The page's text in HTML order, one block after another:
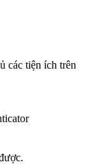
các tiện ích trên